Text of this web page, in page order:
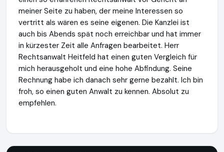
meiner Seite zu haben, der meine Interessen so
vertritt als wären es seine eigenen. Die Kanzlei ist
auch bis Abends spät noch erreichbar und hat immer
in kürzester Zeit alle Anfragen bearbeitet. Herr
Rechtsanwalt Heitfeld hat einen guten Vergleich für
mich herausgeholt und eine hohe Abfindung. Seine
Rechnung habe ich danach sehr gerne bezahlt. Ich bin
froh, so einen guten Anwalt zu kennen. Absolut zu
empfehlen.